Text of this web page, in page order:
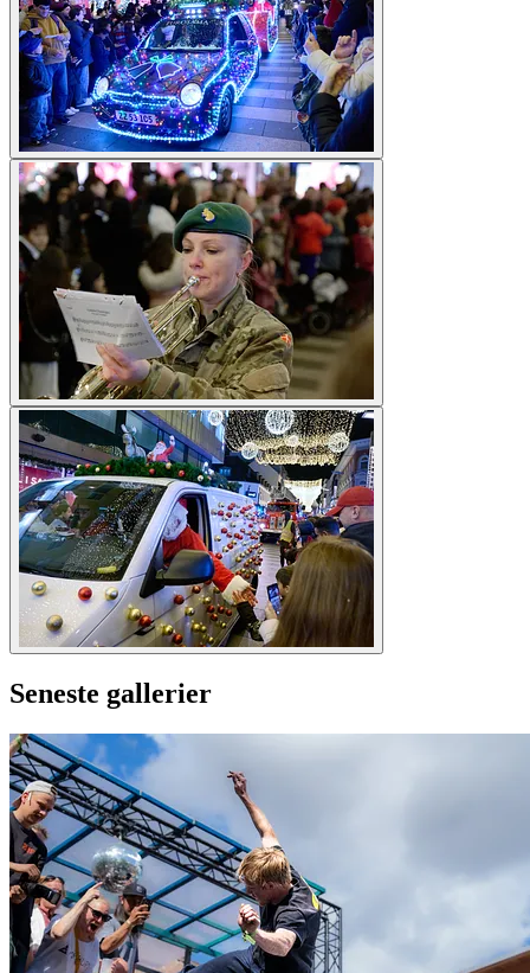
Seneste gallerier